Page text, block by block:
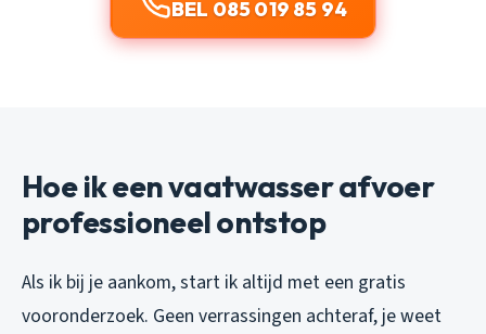
BEL 085 019 85 94
Hoe ik een vaatwasser afvoer
professioneel ontstop
Als ik bij je aankom, start ik altijd met een gratis
vooronderzoek. Geen verrassingen achteraf, je weet